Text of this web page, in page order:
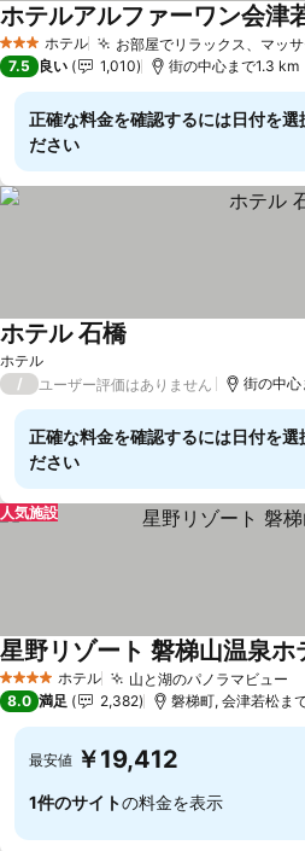
3 ホテルのランク
ホテル お部屋でリラックス、マッ
ホテルアルファーワン会津
7.5 良い 1,010 街の中心まで1.3 km
正確な料金を確認するには日付を選
ださい
ホテル
ホテル 石橋
/ ユーザー評価はありません 街の中
正確な料金を確認するには日付を選
ださい
人気施設
4 ホテルのランク
ホテル 山と湖のパノラマビュー
星野リゾート 磐梯山温泉ホ
8.0 満足 2,382 磐梯町, 会津若松ま
最安値 ￥19,412
1件のサイトの料金を表示